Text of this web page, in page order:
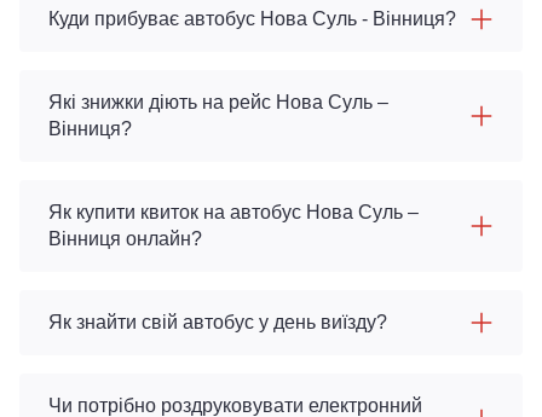
Куди прибуває автобус Нова Суль - Вінниця?
Які знижки діють на рейс Нова Суль –
Вінниця?
Як купити квиток на автобус Нова Суль –
Вінниця онлайн?
Як знайти свій автобус у день виїзду?
Чи потрібно роздруковувати електронний